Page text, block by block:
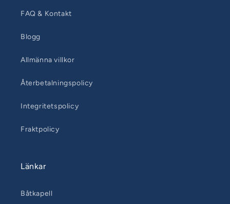
FAQ & Kontakt
Blogg
Allmänna villkor
Återbetalningspolicy
Integritetspolicy
Fraktpolicy
Länkar
Båtkapell